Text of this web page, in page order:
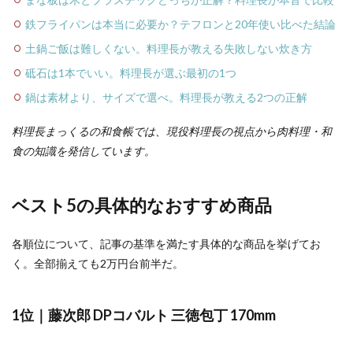
鉄フライパンは本当に必要か？テフロンと20年使い比べた結論
土鍋ご飯は難しくない。料理長が教える失敗しない炊き方
砥石は1本でいい。料理長が選ぶ最初の1つ
鍋は素材より、サイズで選べ。料理長が教える2つの正解
料理長まっくるの和食帳では、現役料理長の視点から肉料理・和
食の知識を発信しています。
ベスト5の具体的なおすすめ商品
各順位について、記事の基準を満たす具体的な商品を挙げてお
く。全部揃えても2万円台前半だ。
1位｜藤次郎 DPコバルト 三徳包丁 170mm